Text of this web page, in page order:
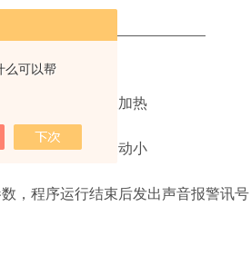
么可以帮
孔能够均匀地被 加热
荡转速准确、波 动小
，程序运行结束后发出声音报警讯号